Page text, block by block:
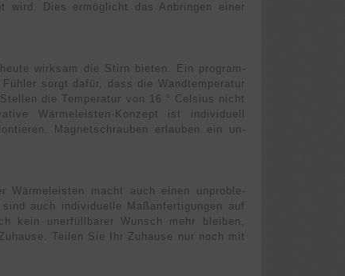
wird. Dies ermög­licht das An­bringen einer
wirksam die Stirn bieten. Ein program­
sorgt dafür, dass die Wand­tempe­ratur
die Tempe­ratur von 16 ° Celsius nicht
Wärmel­eisten-Konzept ist indivi­duell
Magnet­schrauben erlauben ein un­
Wärme­leisten macht auch einen un­proble­
auch indivi­duelle Maßan­ferti­gungen auf
kein unerfüll­barer Wunsch mehr bleiben,
Teilen Sie Ihr Zu­hause nur noch mit